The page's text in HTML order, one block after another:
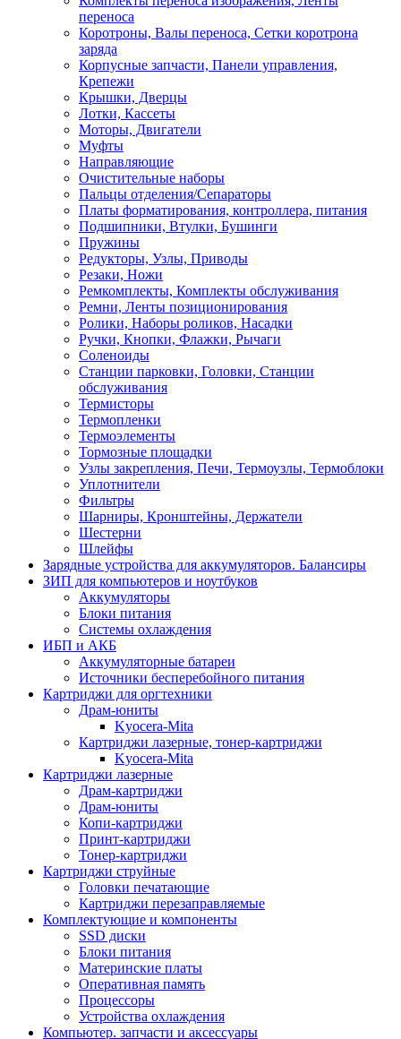
переноса
Коротроны, Валы переноса, Сетки коротрона
заряда
Корпусные запчасти, Панели управления,
Крепежи
Крышки, Дверцы
Лотки, Кассеты
Моторы, Двигатели
Муфты
Направляющие
Очистительные наборы
Пальцы отделения/Сепараторы
Платы форматирования, контроллера, питания
Подшипники, Втулки, Бушинги
Пружины
Редукторы, Узлы, Приводы
Резаки, Ножи
Ремкомплекты, Комплекты обслуживания
Ремни, Ленты позиционирования
Ролики, Наборы роликов, Насадки
Ручки, Кнопки, Флажки, Рычаги
Соленоиды
Станции парковки, Головки, Станции
обслуживания
Термисторы
Термопленки
Термоэлементы
Тормозные площадки
Узлы закрепления, Печи, Термоузлы, Термоблоки
Уплотнители
Фильтры
Шарниры, Кронштейны, Держатели
Шестерни
Шлейфы
Зарядные устройства для аккумуляторов. Балансиры
ЗИП для компьютеров и ноутбуков
Аккумуляторы
Блоки питания
Системы охлаждения
ИБП и АКБ
Аккумуляторные батареи
Источники бесперебойного питания
Картриджи для оргтехники
Драм-юниты
Kyocera-Mita
Картриджи лазерные, тонер-картриджи
Kyocera-Mita
Картриджи лазерные
Драм-картриджи
Драм-юниты
Копи-картриджи
Принт-картриджи
Тонер-картриджи
Картриджи струйные
Головки печатающие
Картриджи перезаправляемые
Комплектующие и компоненты
SSD диски
Блоки питания
Материнские платы
Оперативная память
Процессоры
Устройства охлаждения
Компьютер. запчасти и аксессуары